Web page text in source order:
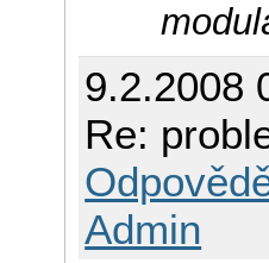
9.2.2008
Re:
Admin